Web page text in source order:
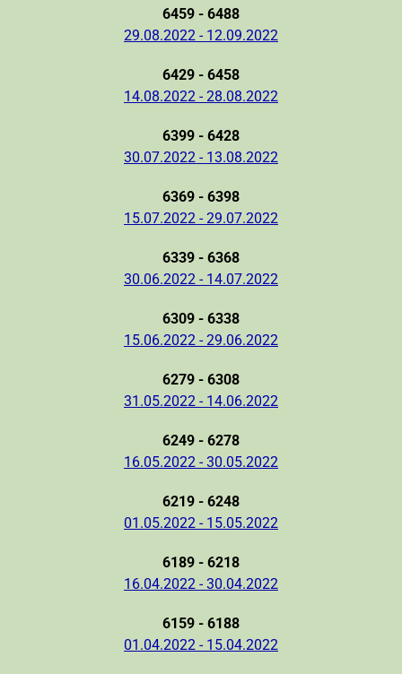
6459 - 6488
29.08.2022 - 12.09.2022
6429 - 6458
14.08.2022 - 28.08.2022
6399 - 6428
30.07.2022 - 13.08.2022
6369 - 6398
15.07.2022 - 29.07.2022
6339 - 6368
30.06.2022 - 14.07.2022
6309 - 6338
15.06.2022 - 29.06.2022
6279 - 6308
31.05.2022 - 14.06.2022
6249 - 6278
16.05.2022 - 30.05.2022
6219 - 6248
01.05.2022 - 15.05.2022
6189 - 6218
16.04.2022 - 30.04.2022
6159 - 6188
01.04.2022 - 15.04.2022